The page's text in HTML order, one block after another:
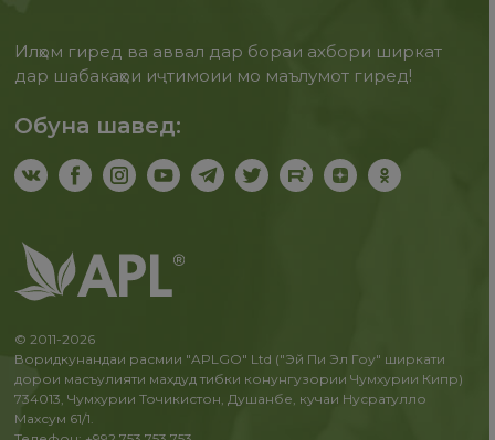
Илҳом гиред ва аввал дар бораи ахбори ширкат
дар шабакаҳои иҷтимоии мо маълумот гиред!
Обуна шавед:
© 2011-2026
Воридкунандаи расмии "APLGO" Ltd ("Эй Пи Эл Гоу" ширкати
дорои масъулияти махдуд тибки конунгузории Чумхурии Кипр)
734013, Чумхурии Точикистон, Душанбе, кучаи Нусратулло
Махсум 61/1.